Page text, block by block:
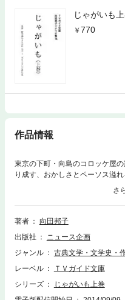
じゃがいも
770
作品情報
東京の下町・向島のコロッケ屋
り成す、おかしさとペーソス溢
婦と長男・雄一、長女・ひろ子
ロッケ屋は小さいながらも結構
子が離婚し婚家に残してきた実
てきた。出演は森光子、佐野浅
出・山内和郎、大村哲夫。昭和
日）系で放送。向田邦子の単独
著者
向田邦子
出版社
ニュース企画
ジャンル
古典文学・文学史・
レーベル
ＴＶガイド文庫
シリーズ
じゃがいも上巻